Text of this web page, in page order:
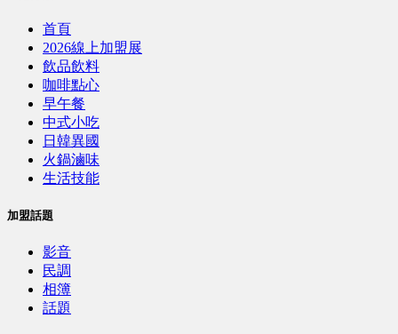
首頁
2026線上加盟展
飲品飲料
咖啡點心
早午餐
中式小吃
日韓異國
火鍋滷味
生活技能
加盟話題
影音
民調
相簿
話題